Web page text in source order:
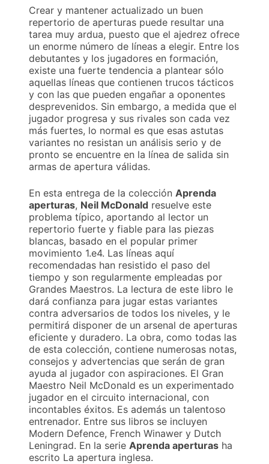
Crear y mantener actualizado un buen
repertorio de aperturas puede resultar una
tarea muy ardua, puesto que el ajedrez ofrece
un enorme número de líneas a elegir. Entre los
debutantes y los jugadores en formación,
existe una fuerte tendencia a plantear sólo
aquellas líneas que contienen trucos tácticos
y con las que pueden engañar a oponentes
desprevenidos. Sin embargo, a medida que el
jugador progresa y sus rivales son cada vez
más fuertes, lo normal es que esas astutas
variantes no resistan un análisis serio y de
pronto se encuentre en la línea de salida sin
armas de apertura válidas.
En esta entrega de la colección Aprenda
aperturas, Neil McDonald resuelve este
problema típico, aportando al lector un
repertorio fuerte y fiable para las piezas
blancas, basado en el popular primer
movimiento 1.e4. Las líneas aquí
recomendadas han resistido el paso del
tiempo y son regularmente empleadas por
Grandes Maestros. La lectura de este libro le
dará confianza para jugar estas variantes
contra adversarios de todos los niveles, y le
permitirá disponer de un arsenal de aperturas
eficiente y duradero. La obra, como todas las
de esta colección, contiene numerosas notas,
consejos y advertencias que serán de gran
ayuda al jugador con aspiraciones. El Gran
Maestro Neil McDonald es un experimentado
jugador en el circuito internacional, con
incontables éxitos. Es además un talentoso
entrenador. Entre sus libros se incluyen
Modern Defence, French Winawer y Dutch
Leningrad. En la serie Aprenda aperturas ha
escrito La apertura inglesa.